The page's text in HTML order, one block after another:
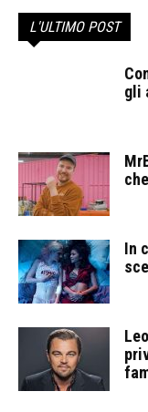
L'ULTIMO POST
gli
In